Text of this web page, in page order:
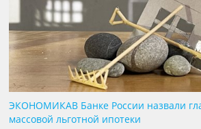
ЭКОНОМИКАВ Банке России назвали
массовой льготной ипотеки